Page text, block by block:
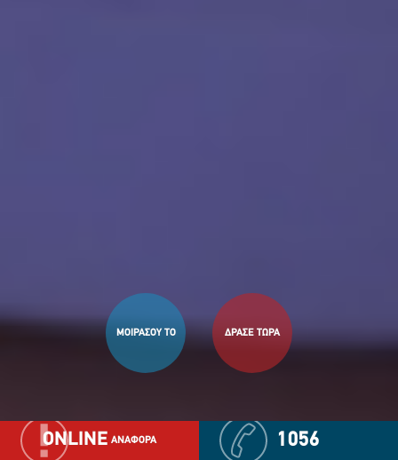
ΜΟΙΡΑΣΟΥ ΤΟ ΔΡΑΣΕ ΤΩΡΑ
ONLINE ΑΝΑΦΟΡΑ 1056